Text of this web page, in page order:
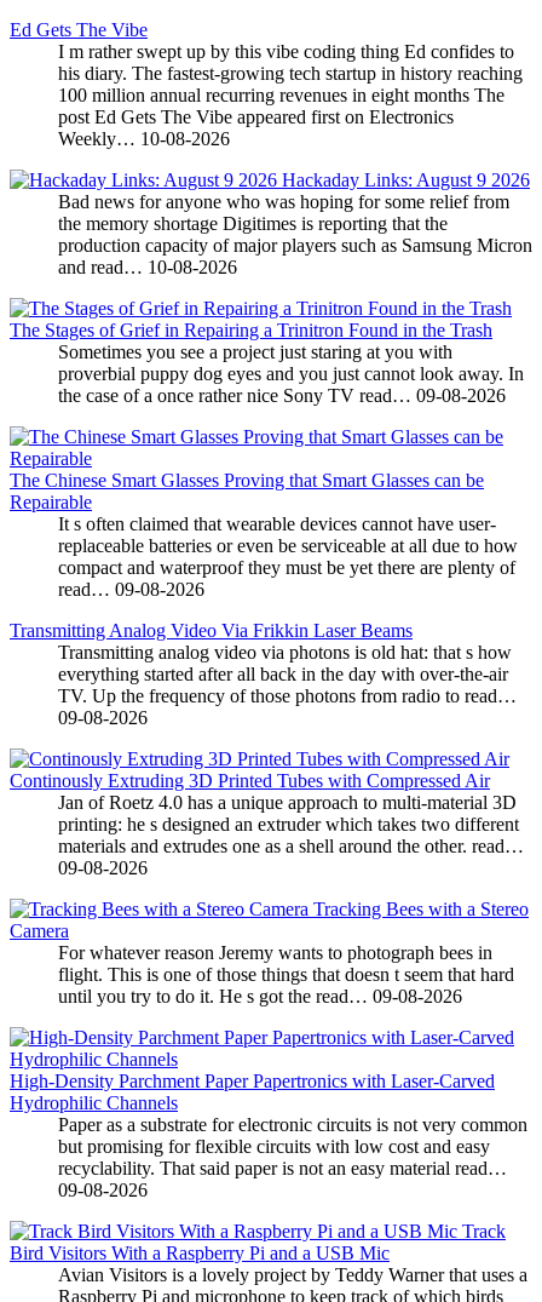
Ed Gets The Vibe
I m rather swept up by this vibe coding thing Ed confides to
his diary. The fastest-growing tech startup in history reaching
100 million annual recurring revenues in eight months The
post Ed Gets The Vibe appeared first on Electronics
Weekly… 10-08-2026
Hackaday Links: August 9 2026
Bad news for anyone who was hoping for some relief from
the memory shortage Digitimes is reporting that the
production capacity of major players such as Samsung Micron
and read… 10-08-2026
The Stages of Grief in Repairing a Trinitron Found in the Trash
Sometimes you see a project just staring at you with
proverbial puppy dog eyes and you just cannot look away. In
the case of a once rather nice Sony TV read… 09-08-2026
The Chinese Smart Glasses Proving that Smart Glasses can be
Repairable
It s often claimed that wearable devices cannot have user-
replaceable batteries or even be serviceable at all due to how
compact and waterproof they must be yet there are plenty of
read… 09-08-2026
Transmitting Analog Video Via Frikkin Laser Beams
Transmitting analog video via photons is old hat: that s how
everything started after all back in the day with over-the-air
TV. Up the frequency of those photons from radio to read…
09-08-2026
Continously Extruding 3D Printed Tubes with Compressed Air
Jan of Roetz 4.0 has a unique approach to multi-material 3D
printing: he s designed an extruder which takes two different
materials and extrudes one as a shell around the other. read…
09-08-2026
Tracking Bees with a Stereo
Camera
For whatever reason Jeremy wants to photograph bees in
flight. This is one of those things that doesn t seem that hard
until you try to do it. He s got the read… 09-08-2026
High-Density Parchment Paper Papertronics with Laser-Carved
Hydrophilic Channels
Paper as a substrate for electronic circuits is not very common
but promising for flexible circuits with low cost and easy
recyclability. That said paper is not an easy material read…
09-08-2026
Track
Bird Visitors With a Raspberry Pi and a USB Mic
Avian Visitors is a lovely project by Teddy Warner that uses a
Raspberry Pi and microphone to keep track of which birds